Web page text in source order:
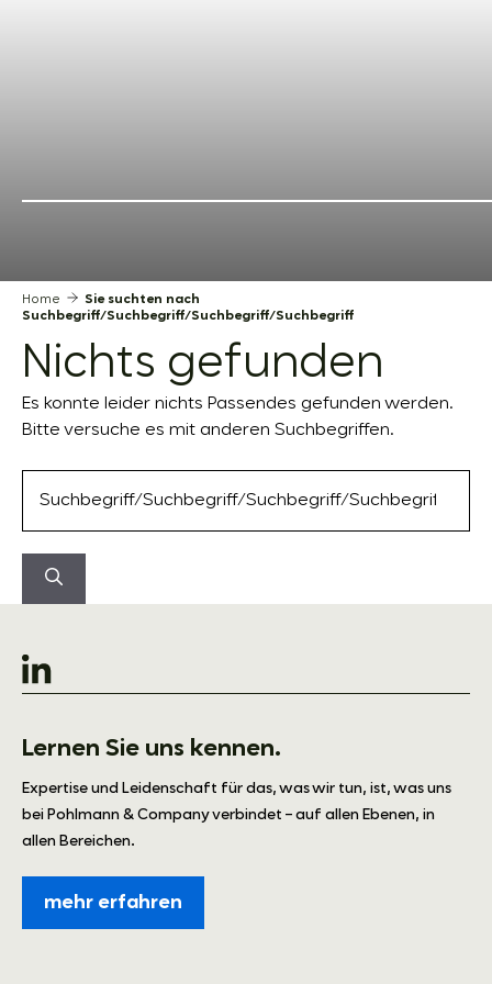
Home
Sie suchten nach
Suchbegriff/Suchbegriff/Suchbegriff/Suchbegriff
Nichts gefunden
Es konnte leider nichts Passendes gefunden werden.
Bitte versuche es mit anderen Suchbegriffen.
nach:
Lernen Sie uns kennen.
Expertise und Leidenschaft für das, was wir tun, ist, was uns
bei Pohlmann & Company verbindet – auf allen Ebenen, in
allen Bereichen.
mehr erfahren